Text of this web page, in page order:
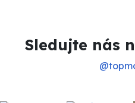
Sledujte nás